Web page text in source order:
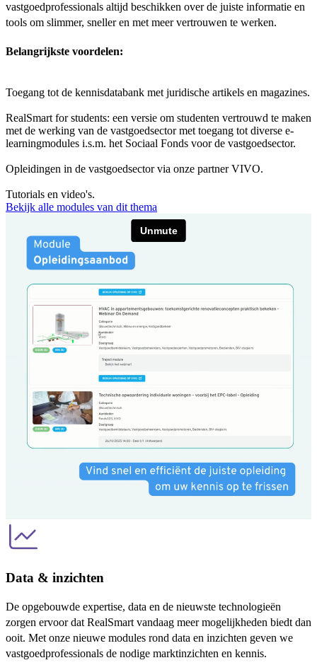
vastgoedprofessionals altijd beschikken over de juiste informatie en
tools om slimmer, sneller en met meer vertrouwen te werken.
Belangrijkste voordelen:
Toegang tot de kennisdatabank met juridische artikels en magazines.
RealSmart for students: een versie om studenten vertrouwd te maken
met de werking van de vastgoedsector met toegang tot diverse e-
learningmodules i.s.m. het Sociaal Fonds voor de vastgoedsector.
Opleidingen in de vastgoedsector via onze partner VIVO.
Tutorials en video's.
Bekijk alle modules van dit thema
Data & inzichten
De opgebouwde expertise, data en de nieuwste technologieën
zorgen ervoor dat RealSmart vandaag meer mogelijkheden biedt dan
ooit. Met onze nieuwe modules rond data en inzichten geven we
vastgoedprofessionals de nodige marktinzichten en kennis.